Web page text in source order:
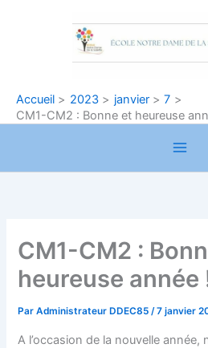
Accueil 2023 janvier
7
CM1-CM2 : Bonne et heureuse
CM1-CM2 :
heureuse année
ParAdministrateur DDEC85/7 janvier
A l’occasion de la nouvelle